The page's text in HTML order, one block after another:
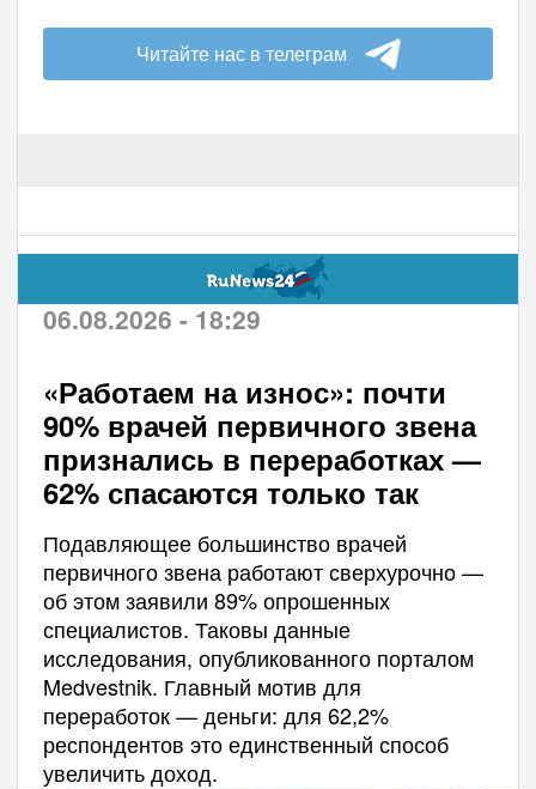
Читайте нас в телеграм
06.08.2026 - 18:29
«Работаем на износ»: почти
90% врачей первичного звена
признались в переработках —
62% спасаются только так
Подавляющее большинство врачей
первичного звена работают сверхурочно —
об этом заявили 89% опрошенных
специалистов. Таковы данные
исследования, опубликованного порталом
Medvestnik. Главный мотив для
переработок — деньги: для 62,2%
респондентов это единственный способ
увеличить доход.